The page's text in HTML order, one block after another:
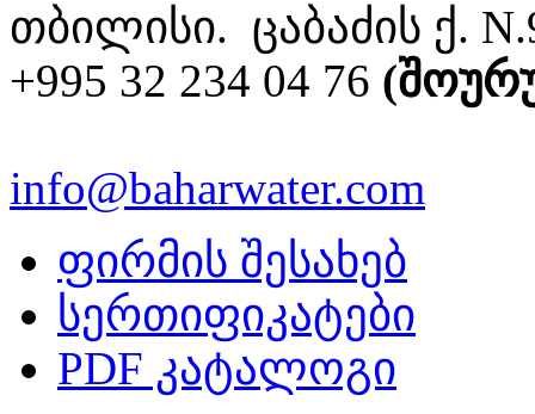
თბილისი. ცაბაძის ქ.
+995 32 234 04 76
info@baharwater.com
ფირმის შესახებ
სერთიფიკატები
PDF კატალოგი